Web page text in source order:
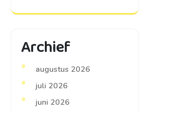
Archief
augustus 2026
juli 2026
juni 2026